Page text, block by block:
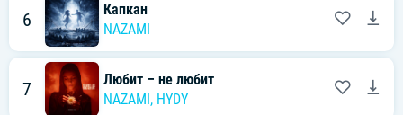
6
Капкан
NAZAMI
7
Любит – не любит
NAZAMI, HYDY